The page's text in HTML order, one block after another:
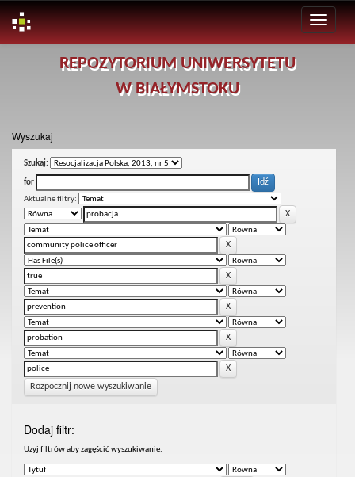
REPOZYTORIUM UNIWERSYTETU
W BIAŁYMSTOKU
Wyszukaj
Szukaj:
for
Aktualne filtry:
Rozpocznij nowe wyszukiwanie
Dodaj filtr:
Uzyj filtrów aby zagęścić wyszukiwanie.